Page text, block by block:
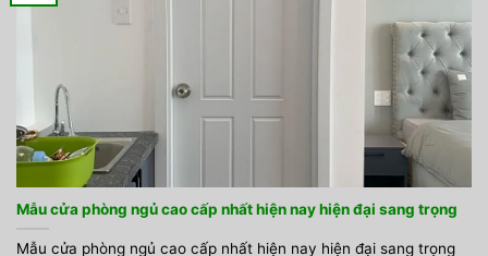
Mẫu cửa phòng ngủ cao cấp nhất hiện nay hiện đại sang trọng
Mẫu cửa phòng ngủ cao cấp nhất hiện nay hiện đại sang trọng